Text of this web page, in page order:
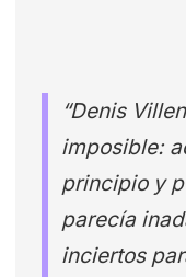
“Denis
imposible:
principio y
parecía
inciertos